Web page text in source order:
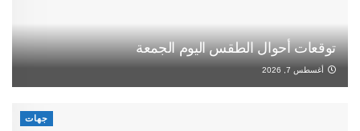
توقعات أحوال الطقس اليوم الجمعة
أغسطس 7, 2026
جهات